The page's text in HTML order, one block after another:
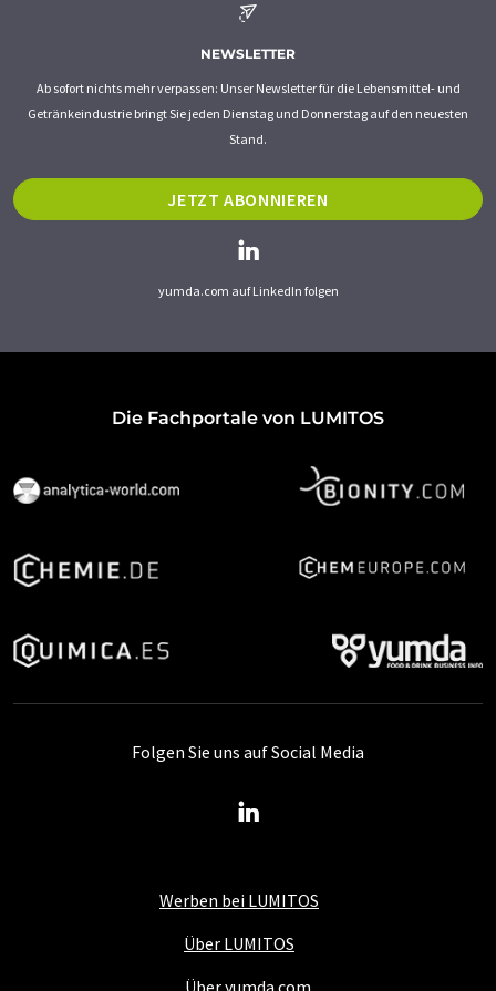
NEWSLETTER
Ab sofort nichts mehr verpassen: Unser Newsletter für die Lebensmittel- und
Getränkeindustrie bringt Sie jeden Dienstag und Donnerstag auf den neuesten
Stand.
JETZT ABONNIEREN
yumda.com auf LinkedIn folgen
Die Fachportale von LUMITOS
Werben bei LUMITOS
Über LUMITOS
Über yumda.com
Folgen Sie uns auf Social Media